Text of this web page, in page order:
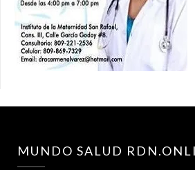
MUNDO SALUD